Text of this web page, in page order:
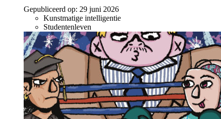
Gepubliceerd op: 29 juni 2026
Kunstmatige intelligentie
Studentenleven